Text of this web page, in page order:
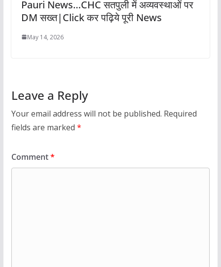
Pauri News…CHC सतपुली में अव्यवस्थाओं पर
DM सख्त|Click कर पढ़िये पूरी News
May 14, 2026
Leave a Reply
Your email address will not be published. Required
fields are marked *
Comment*